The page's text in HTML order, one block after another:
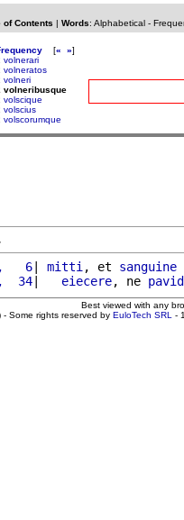
of Contents | Words: Alphabetical-
[« »]
volnerari
volneratos
volneri
volneribusque
volscique
volscius
volscorumque
6
| mitti , et sanguine
34
| eiecere, ne
Best viewed with any
- Some rights reserved by EuloTech SRL -